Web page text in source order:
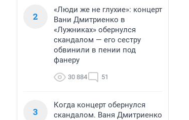
2
«Люди же не глухие»: концерт
Вани Дмитриенко в
«Лужниках» обернулся
скандалом — его сестру
обвинили в пении под
фанеру
30 884 51
3
Когда концерт обернулся
скандалом. Ваня Дмитриенко